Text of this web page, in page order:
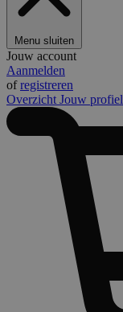
Menu sluiten
Jouw account
Aanmelden
ofregistreren
Overzicht Jouw profiel